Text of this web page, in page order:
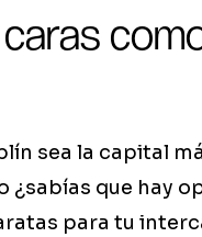
sea la capital
¿sabías que hay
para tu